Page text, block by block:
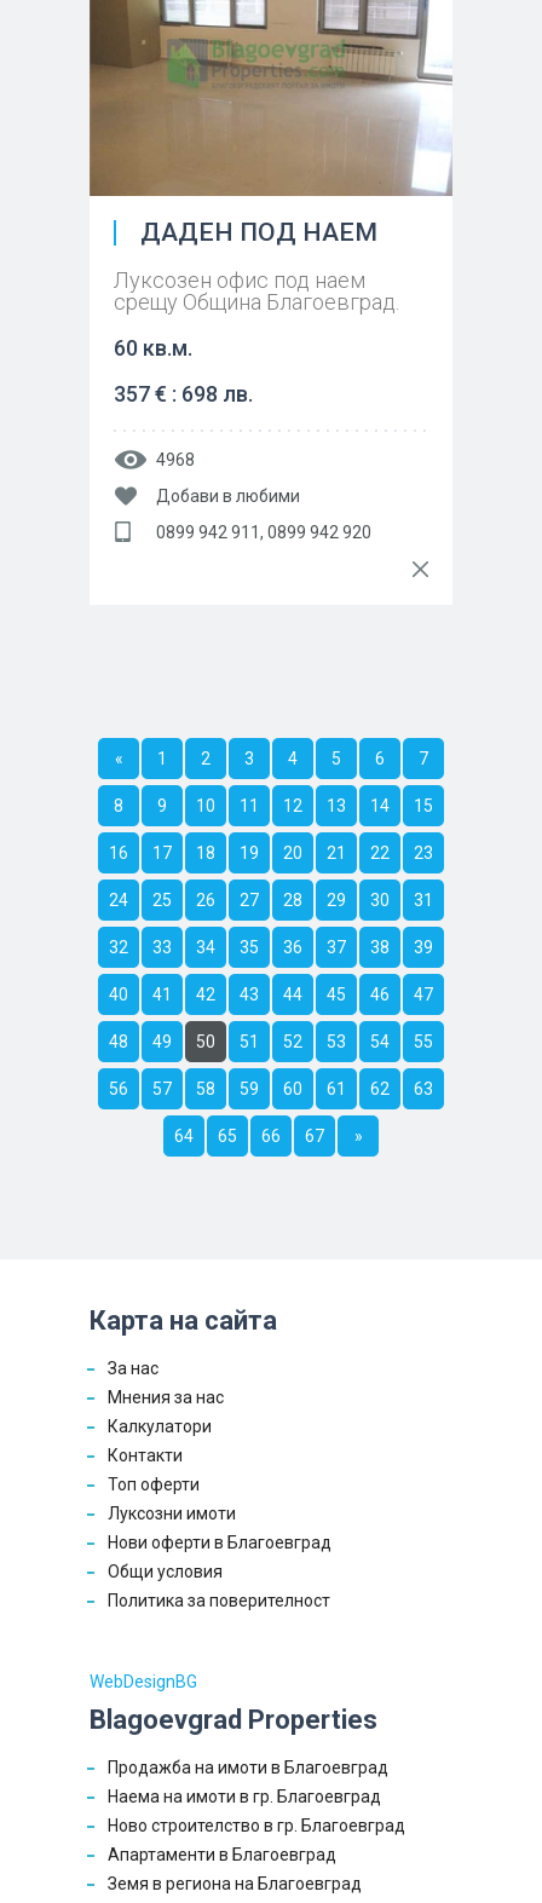
ДАДЕН ПОД НАЕМ
Луксозен офис под наем
срещу Община Благоевград.
60 кв.м.
357 € : 698 лв.
4968
Добави в любими
0899 942 911, 0899 942 920
« 1 2 3 4 5 6 7
8 9 10 11 12 13 14 15
16 17 18 19 20 21 22 23
24 25 26 27 28 29 30 31
32 33 34 35 36 37 38 39
40 41 42 43 44 45 46 47
48 49 50 51 52 53 54 55
56 57 58 59 60 61 62 63
64 65 66 67 »
Карта на сайта
За нас
Мнения за нас
Калкулатори
Контакти
Топ оферти
Луксозни имоти
Нови оферти в Благоевград
Общи условия
Политика за поверителност
WebDesignBG
Blagoevgrad Properties
Продажба на имоти в Благоевград
Наема на имоти в гр. Благоевград
Ново строителство в гр. Благоевград
Апартаменти в Благоевград
Земя в региона на Благоевград